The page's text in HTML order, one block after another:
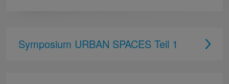
Symposium URBAN SPACES Teil 1